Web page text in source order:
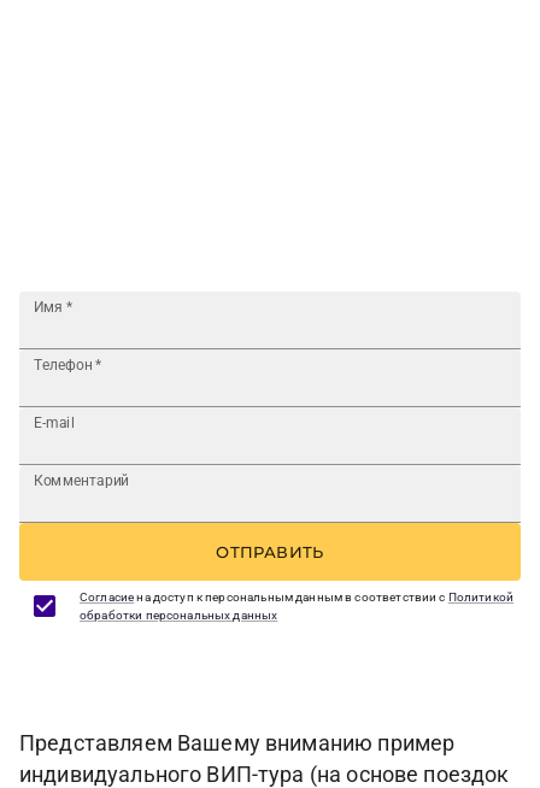
Имя *
Телефон *
E-mail
Комментарий
ОТПРАВИТЬ
Согласиена доступ к персональным данным в соответствии с Политикой
обработки персональных данных
Представляем Вашему вниманию пример
индивидуального ВИП-тура (на основе поездок